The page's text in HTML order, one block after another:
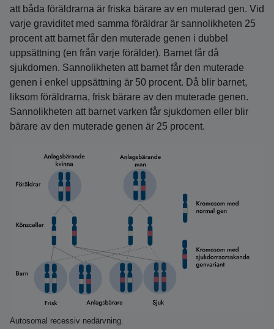
att båda föräldrarna är friska bärare av en muterad gen. Vid
varje graviditet med samma föräldrar är sannolikheten 25
procent att barnet får den muterade genen i dubbel
uppsättning (en från varje förälder). Barnet får då
sjukdomen. Sannolikheten att barnet får den muterade
genen i enkel uppsättning är 50 procent. Då blir barnet,
liksom föräldrarna, frisk bärare av den muterade genen.
Sannolikheten att barnet varken får sjukdomen eller blir
bärare av den muterade genen är 25 procent.
Autosomal recessiv nedärvning.